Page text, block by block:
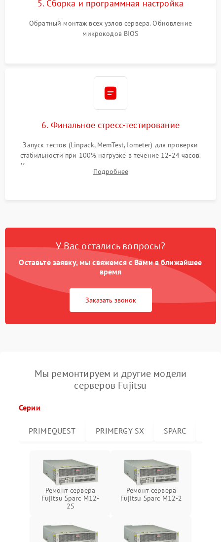
5. Сборка и программная настройка
Обратный монтаж всех узлов сервера. Обновление
микрокодов BIOS
6. Финальное стресс-тестирование
Запуск тестов (Linpack, MemTest, Iometer) для проверки
стабильности при 100% нагрузке в течение 12-24 часов.
Контроль температурных режимов, проверка отсутствия
троттлинга и подготовка сервера к выдаче.
Подробнее
У Вас остались вопросы?
Оставьте заявку, мы свяжемся с Вами в ближайшее
время
Заказать звонок
Мы ремонтируем и другие модели
серверов Fujitsu
Серии
PRIMEQUEST PRIMERGY SX SPARC
Ремонт сервера
Fujitsu Sparc M12-
2S
Ремонт сервера
Fujitsu Sparc M12-2